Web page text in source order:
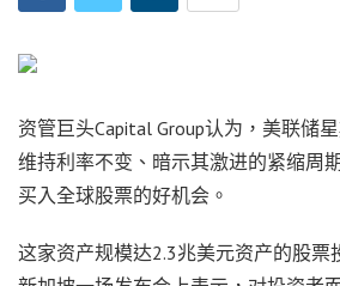
资管巨头Capital Group认为，美联储
维持利率不变、暗示其激进的紧缩周
买入全球股票的好机会。
这家资产规模达2.3兆美元资产的股票